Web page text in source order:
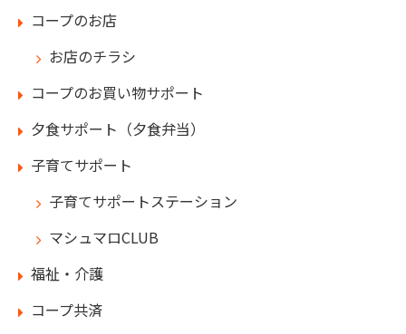
コープのお店
お店のチラシ
コープのお買い物サポート
夕食サポート（夕食弁当）
子育てサポート
子育てサポートステーション
マシュマロCLUB
福祉・介護
コープ共済